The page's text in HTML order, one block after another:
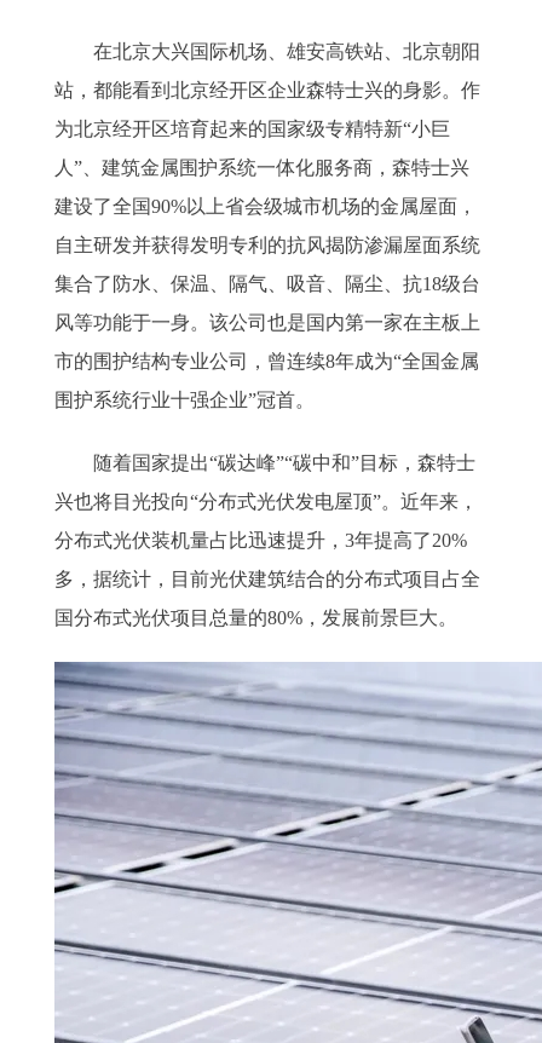
在北京大兴国际机场、雄安高铁站、北京朝阳
站，都能看到北京经开区企业森特士兴的身影。作
为北京经开区培育起来的国家级专精特新“小巨
人”、建筑金属围护系统一体化服务商，森特士兴
建设了全国90%以上省会级城市机场的金属屋面，
自主研发并获得发明专利的抗风揭防渗漏屋面系统
集合了防水、保温、隔气、吸音、隔尘、抗18级台
风等功能于一身。该公司也是国内第一家在主板上
市的围护结构专业公司，曾连续8年成为“全国金属
围护系统行业十强企业”冠首。
随着国家提出“碳达峰”“碳中和”目标，森特士
兴也将目光投向“分布式光伏发电屋顶”。近年来，
分布式光伏装机量占比迅速提升，3年提高了20%
多，据统计，目前光伏建筑结合的分布式项目占全
国分布式光伏项目总量的80%，发展前景巨大。